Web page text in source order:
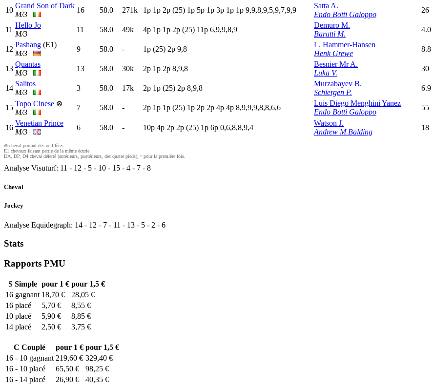
10
Grand Son of Dark
M/3
16 58.0 271k 1p 1p 2p (25) 1p 5p 1p 3p 1p 1p 9,9,8,9,5,9,7,9,9
Satta A.
Endo Botti Galoppo
26
11
Hello Jo
M/3
11 58.0 49k 4p 1p 1p 2p (25) 11p 6,9,9,8,9
Demuro M.
Baratti M.
4.0
12
Pashang (E1)
M/3
9 58.0 - 1p (25) 2p 9,8
L. Hammer-Hansen
Henk Grewe
8.8
13
Quantas
M/3
13 58.0 30k 2p 1p 2p 8,9,8
Besnier Mr A.
Luka V.
30
14
Salitos
M/3
3 58.0 17k 2p 1p (25) 2p 8,9,8
Murzabayev B.
Schiergen P.
6.9
15 Topo Cinese ⊗
M/3
7 58.0 - 2p 1p 1p (25) 1p 2p 2p 4p 4p 8,9,9,9,8,8,6,6
Luis Diego Menghini Yanez
Endo Botti Galoppo
55
16
Venetian Prince
M/3
6 58.0 - 10p 4p 2p 2p (25) 1p 6p 0,6,8,8,9,4
Watson J.
Andrew M.Balding
18
⊗ cheval portant des oeilllères
E1 chevaux faisant partie de la même écurie
DA, DP, D4 cheval déferré (antérieurs, postérieurs, des quatre pieds), • pour la première fois.
Analyse Visuturf: 11 - 12 - 5 - 10 - 15 - 4 - 7 - 8
Cheval
Jockey
Analyse Equidegraph: 14 - 12 - 7 - 11 - 13 - 5 - 2 - 6
Stats
Rapports PMU
SSimple pour 1 € pour 1,5 €
16 gagnant 18,70 €
28,05 €
16 placé 5,70 €
8,55 €
10 placé 5,90 €
8,85 €
14 placé 2,50 € 3,75 €
C Couplé pour 1 € pour 1,5 €
16 - 10 gagnant 219,60 € 329,40 €
16 - 10 placé 65,50 €
98,25 €
16 - 14 placé 26,90 €
40,35 €